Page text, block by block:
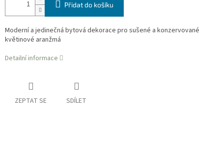
Přidat do košíku
Moderní a jedinečná bytová dekorace pro sušené a konzervované
květinové aranžmá
Detailní informace
ZEPTAT SE SDÍLET